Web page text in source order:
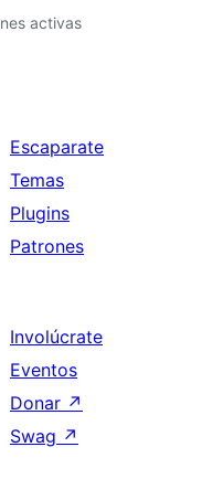
activas
Escaparate
Temas
Plugins
Patrones
Involúcrate
Eventos
Donar ↗
Swag ↗